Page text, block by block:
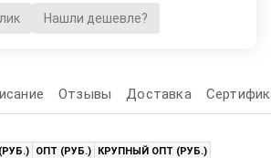
Нашли дешевле?
Отзывы Доставка
ОПТ (РУБ.)
КРУПНЫЙ ОПТ (РУБ.)